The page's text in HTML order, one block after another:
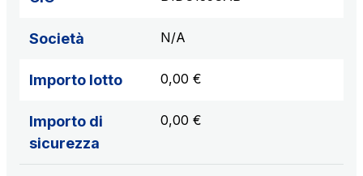
Società N/A
Importo lotto 0,00 €
Importo di
sicurezza
0,00 €